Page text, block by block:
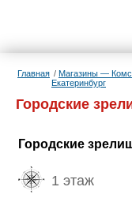
Главная
Магазины —
Екатеринбург
Городские
Городские
1 этаж